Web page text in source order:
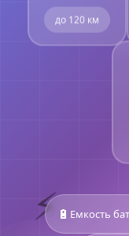
⚡
до 120 км
🔋 Емкость